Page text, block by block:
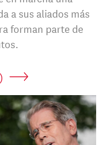
a sus aliados más
forman parte de